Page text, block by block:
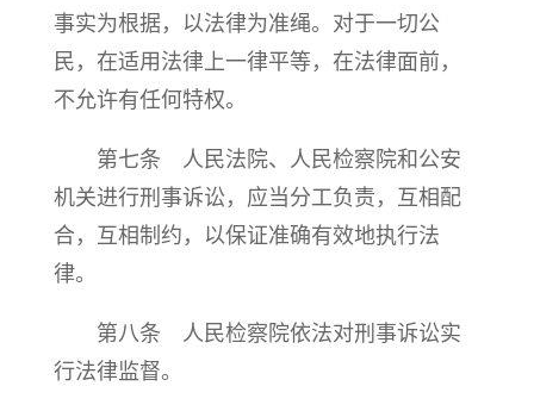
事实为根据，以法律为准绳。对于一切公
民，在适用法律上一律平等，在法律面前，
不允许有任何特权。
第七条 人民法院、人民检察院和公安
机关进行刑事诉讼，应当分工负责，互相配
合，互相制约，以保证准确有效地执行法
律。
第八条 人民检察院依法对刑事诉讼实
行法律监督。